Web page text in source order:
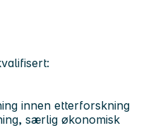
innen etterforskning
særlig økonomisk